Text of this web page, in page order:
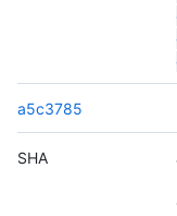
a5c3785
SHA